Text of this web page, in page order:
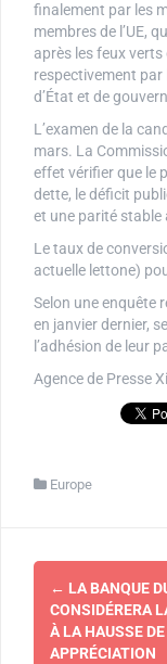
finalement par les
membres de l’UE,
après les feux
respectivement par
d’État et de
L’examen de la
mars. La
effet vérifier que le
dette, le déficit
et une parité stable
Le taux de
actuelle lettone)
Selon une enquête
en janvier dernier,
l’adhésion de leur
Agence de Presse
Europe
Navigation
d'article
← LA BANQUE
CONSIDÉRERA
À LA HAUSSE
APPRÉCIATION